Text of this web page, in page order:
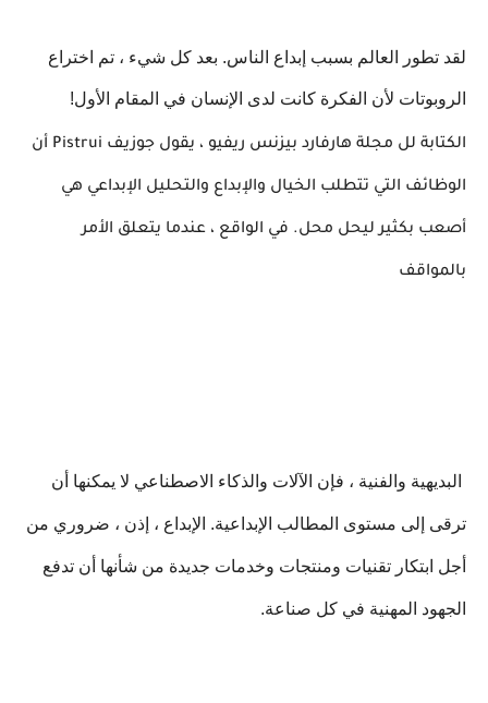
لقد تطور العالم بسبب إبداع الناس. بعد كل شيء ، تم اختراع
الروبوتات لأن الفكرة كانت لدى الإنسان في المقام الأول!
الكتابة لل مجلة هارفارد بيزنس ريفيو ، يقول جوزيف Pistrui أن
الوظائف التي تتطلب الخيال والإبداع والتحليل الإبداعي هي
أصعب بكثير ليحل محل. في الواقع ، عندما يتعلق الأمر
بالمواقف
البديهية والفنية ، فإن الآلات والذكاء الاصطناعي لا يمكنها أن
ترقى إلى مستوى المطالب الإبداعية. الإبداع ، إذن ، ضروري من
أجل ابتكار تقنيات ومنتجات وخدمات جديدة من شأنها أن تدفع
الجهود المهنية في كل صناعة.